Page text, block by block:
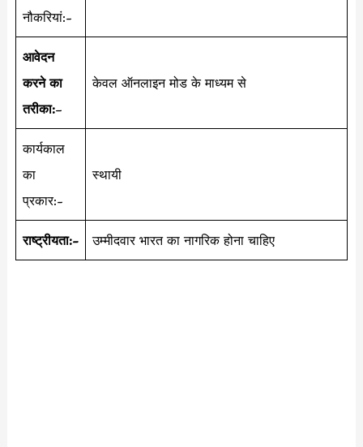
नौकरियां:-
आवेदन
करने का
तरीका:–
केवल ऑनलाइन मोड के माध्यम से
कार्यकाल
का
प्रकार:-
स्थायी
राष्ट्रीयता:- उम्मीदवार भारत का नागरिक होना चाहिए